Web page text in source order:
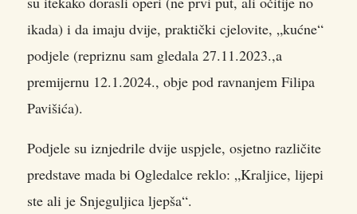
ikada) i da imaju dvije, praktički cjelovite, „kućne“
podjele (repriznu sam gledala 27.11.2023.,a
premijernu 12.1.2024., obje pod ravnanjem Filipa
Pavišića).
Podjele su iznjedrile dvije uspjele, osjetno različite
predstave mada bi Ogledalce reklo: „Kraljice, lijepi
ste ali je Snjeguljica ljepša“.